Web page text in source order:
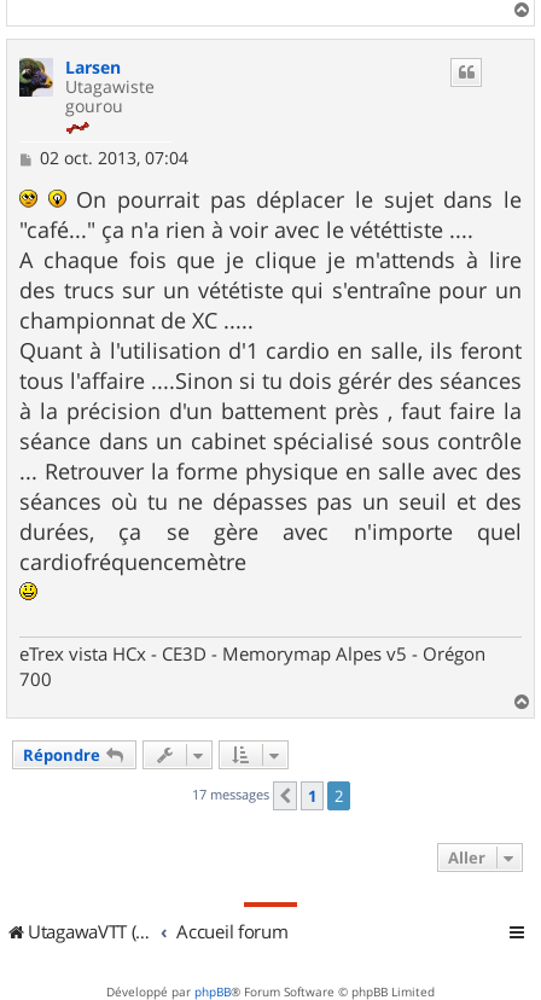
a
Larsen
Utagawiste
gourou
M
s
a
e
02 oct. 2013, 07:04
On pourrait pas déplacer le sujet dans le
"café..." ça n'a rien à voir avec le vététtiste ....
A chaque fois que je clique je m'attends à lire
des trucs sur un vététiste qui s'entraîne pour un
championnat de XC .....
Quant à l'utilisation d'1 cardio en salle, ils feront
tous l'affaire ....Sinon si tu dois gérér des séances
à la précision d'un battement près , faut faire la
séance dans un cabinet spécialisé sous contrôle
... Retrouver la forme physique en salle avec des
séances où tu ne dépasses pas un seuil et des
durées, ça se gère avec n'importe quel
cardiofréquencemètre
eTrex vista HCx - CE3D - Memorymap Alpes v5 - Orégon
700
a
Répondre
17 messages Précédent
1 2
Aller
UtagawaVTT (Randos VTT et VTTAE avec traces GPS) Accueil forum
Développé par phpBB® Forum Software © phpBB Limited